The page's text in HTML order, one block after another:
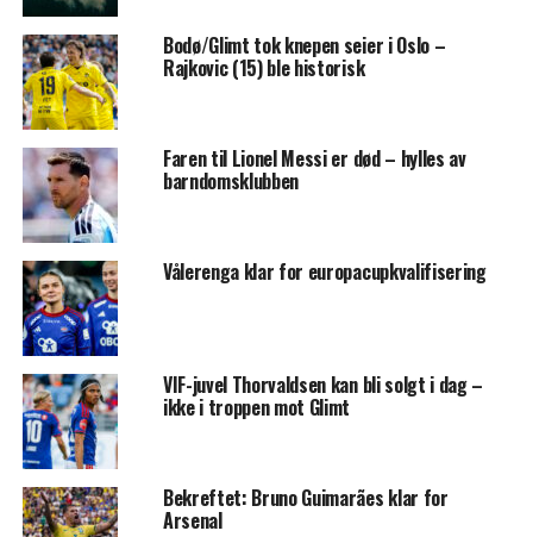
Bodø/Glimt tok knepen seier i Oslo –
Rajkovic (15) ble historisk
Faren til Lionel Messi er død – hylles av
barndomsklubben
Vålerenga klar for europacupkvalifisering
VIF-juvel Thorvaldsen kan bli solgt i dag –
ikke i troppen mot Glimt
Bekreftet: Bruno Guimarães klar for
Arsenal